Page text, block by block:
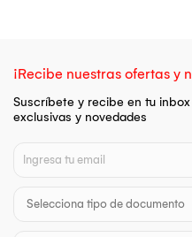
¡Recibe nuestras ofertas y
Suscríbete y recibe en tu
exclusivas y novedades